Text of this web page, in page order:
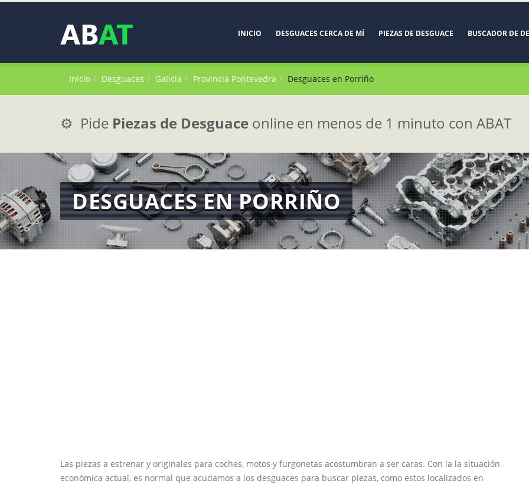
INICIO DESGUACES CERCA DE MÍ PIEZAS DE DESGUACE BUSCADOR DE
Inicio Desguaces Galicia Provincia Pontevedra Desguaces en Porriño
⚙️ Pide Piezas de Desguace online en menos de 1 minuto con ABAT
DESGUACES EN PORRIÑO
Las piezas a estrenar y originales para coches, motos y furgonetas acostumbran a ser caras. Con la la situación
económica actual, es normal que acudamos a los desguaces para buscar piezas, como estos localizados en